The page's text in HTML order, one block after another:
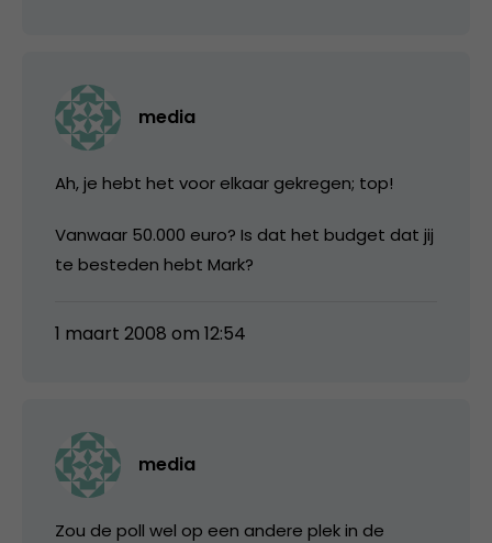
media
Ah, je hebt het voor elkaar gekregen; top!
Vanwaar 50.000 euro? Is dat het budget dat jij
te besteden hebt Mark?
1 maart 2008 om 12:54
media
Zou de poll wel op een andere plek in de